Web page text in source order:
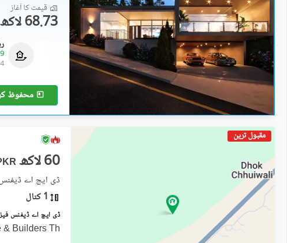
قیمت کا آغاز
68.73 لاکھ
4 کنال
رہائشی پلاٹ
1.26 کروڑ
2 کنال
محفوظ
مقبول ترین
60 لاکھ
ڈی ایچ اے ڈیفنس فیز 9, ڈی ایچ
1 کنال
& Builders Th